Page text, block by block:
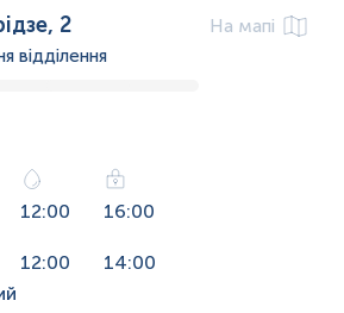
2
На мапі
відділення
12:00 16:00
12:00 14:00